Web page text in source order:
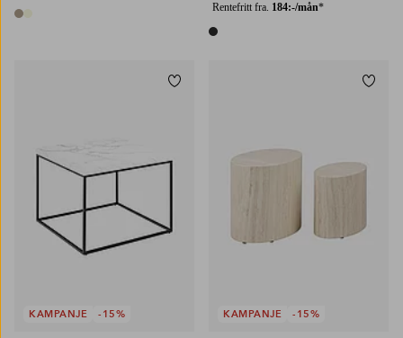
2 farger
Rentefritt fra. 184:-/mån*
1 farge
KAMPANJE -15%
Legg til favoritter
KAMPANJE -15%